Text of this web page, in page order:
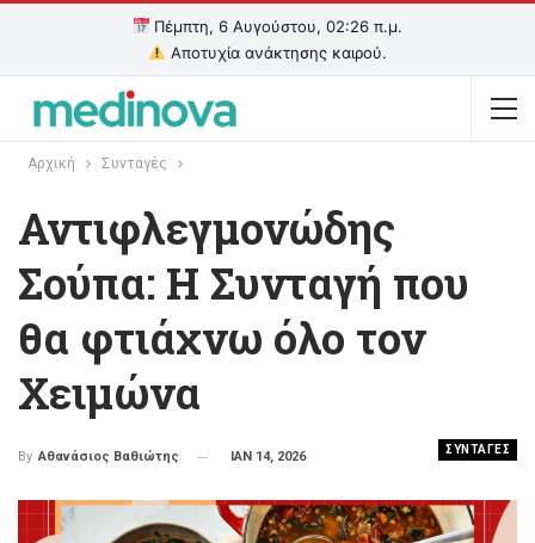
Πέμπτη, 6 Αυγούστου, 02:26 π.μ.
Αποτυχία ανάκτησης καιρού.
Αρχική Συνταγές
Αντιφλεγμονώδης
Σούπα: Η Συνταγή που
θα φτιάχνω όλο τον
Χειμώνα
ΣΥΝΤΑΓΕΣ
By Αθανάσιος Βαθιώτης ΙΑΝ 14, 2026